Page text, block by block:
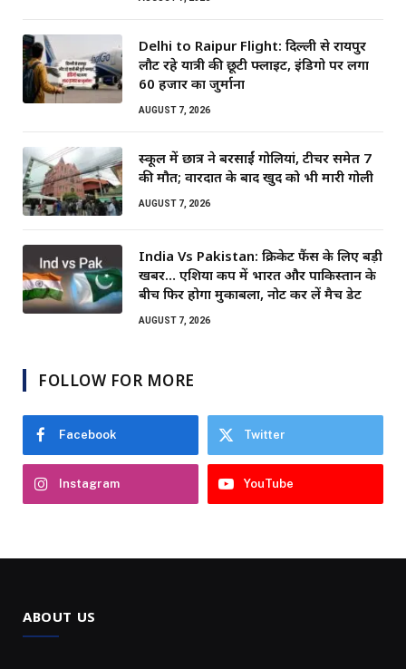
Delhi to Raipur Flight: दिल्ली से रायपुर
लौट रहे यात्री की छूटी फ्लाइट, इंडिगो पर लगा
60 हजार का जुर्माना
AUGUST 7, 2026
स्कूल में छात्र ने बरसाईं गोलियां, टीचर समेत 7
की मौत; वारदात के बाद खुद को भी मारी गोली
AUGUST 7, 2026
India Vs Pakistan: क्रिकेट फैंस के लिए बड़ी
खबर… एशिया कप में भारत और पाकिस्तान के
बीच फिर होगा मुकाबला, नोट कर लें मैच डेट
AUGUST 7, 2026
FOLLOW FOR MORE
Facebook Twitter
Instagram YouTube
ABOUT US